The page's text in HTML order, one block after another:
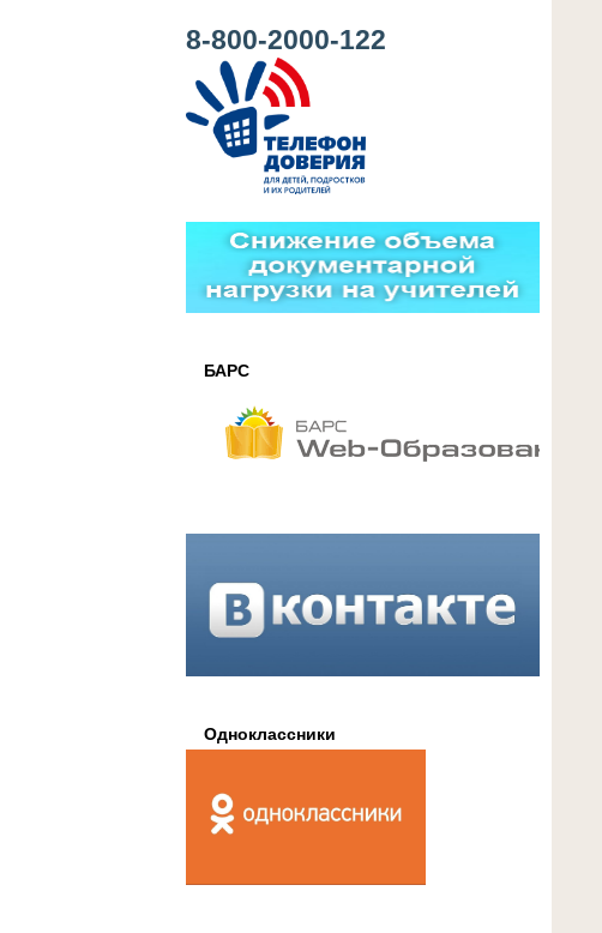
8-800-2000-122
БАРС
Одноклассники